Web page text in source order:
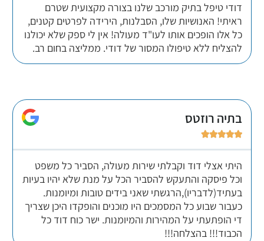
דודי טיפל בתיק מורכב שלנו בצורה מקצועית שטרם
ראיתי! האנושיות שלו, הסבלנות, הירידה לפרטים קטנים,
כל אלו הופכים אותו לעו"ד מעולה! אין לי ספק שלא יכולנו
להצליח ללא טיפולו המסור של דודי. ממליצה בחום רב.
בתיה רוזטס





היתי אצלי דוד וקבלתי שירות מעולה, הסביר כל משפט
וכל פיסקה והתעקש להסביר הכל על מנת שלא יהיו בעיות
בעתיד(לדבריו),הרגשתי שאני בידים טובות ומיומנות.
כעבור שבוע כל המסמכים היו מוכנים והופקדו היכן שצריך
די הופתעתי על המהירות והמיומנות. ישר כוח דוד כל
הכבוד!!! בהצלחה!!!